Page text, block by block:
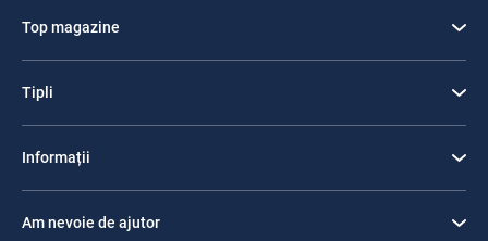
Top magazine
Tipli
Informații
Am nevoie de ajutor